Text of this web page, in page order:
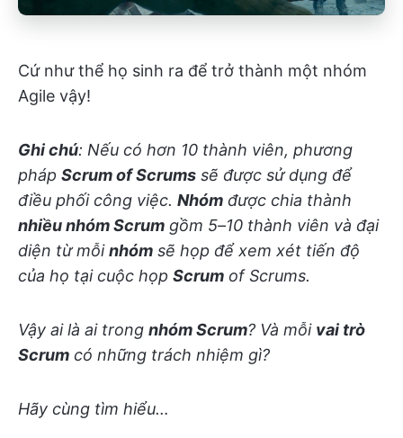
Cứ như thể họ sinh ra để trở thành một nhóm
Agile vậy!
Ghi chú: Nếu có hơn 10 thành viên, phương
pháp Scrumof Scrums sẽ được sử dụng để
điều phối công việc. Nhóm được chia thành
nhiều nhóm Scrum gồm 5–10 thành viên và đại
diện từ mỗinhóm sẽ họp để xem xét tiến độ
của họ tại cuộc họp Scrum of Scrums.
Vậy ai là ai trong nhóm Scrum? Và mỗi vai trò
Scrum có những trách nhiệm gì?
Hãy cùng tìm hiểu…